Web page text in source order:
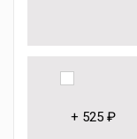
+ 525 ₽